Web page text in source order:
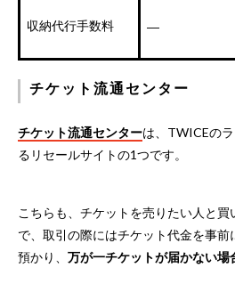
収納代行手数料 ―
チケット流通センター
チケット流通センターは、TWICEの
るリセールサイトの1つです。
こちらも、チケットを売りたい人と
で、取引の際にはチケット代金を事
預かり、 万が一チケットが届かない場